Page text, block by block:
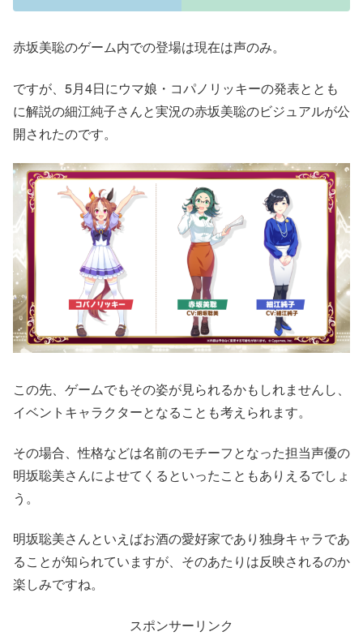
赤坂美聡のゲーム内での登場は現在は声のみ。
ですが、5月4日にウマ娘・コパノリッキーの発表ととも
に解説の細江純子さんと実況の赤坂美聡のビジュアルが公
開されたのです。
この先、ゲームでもその姿が見られるかもしれませんし、
イベントキャラクターとなることも考えられます。
その場合、性格などは名前のモチーフとなった担当声優の
明坂聡美さんによせてくるといったこともありえるでしょ
う。
明坂聡美さんといえばお酒の愛好家であり独身キャラであ
ることが知られていますが、そのあたりは反映されるのか
楽しみですね。
スポンサーリンク